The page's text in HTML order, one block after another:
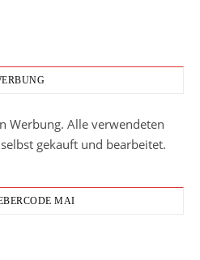
Werbung. Alle verwendeten
gekauft und bearbeitet.
MAI